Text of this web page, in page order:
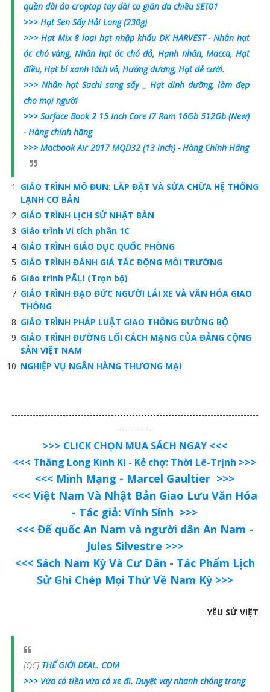
quần dài áo croptop tay dài co giãn đa chiều SET01
>>> Hạt Sen Sấy Hải Long (230g)
>>> Hạt Mix 8 loại hạt nhập khẩu DK HARVEST - Nhân hạt
óc chó vàng, Nhân hạt óc chó đỏ, Hạnh nhân, Macca, Hạt
điều, Hạt bí xanh tách vỏ, Hướng dương, Hạt dẻ cười.
>>> Nhân hạt Sachi sang sấy _ Hạt dinh dưỡng, làm đẹp
cho mọi người
>>> Surface Book 2 15 Inch Core I7 Ram 16Gb 512Gb (New)
- Hàng chính hãng
>>> Macbook Air 2017 MQD32 (13 inch) - Hàng Chính Hãng
GIÁO TRÌNH MÔ ĐUN: LẮP ĐẶT VÀ SỬA CHỮA HỆ THỐNG
LẠNH CƠ BẢN
GIÁO TRÌNH LỊCH SỬ NHẬT BẢN
Giáo trình Vi tích phân 1C
GIÁO TRÌNH GIÁO DỤC QUỐC PHÒNG
GIÁO TRÌNH ĐÁNH GIÁ TÁC ĐỘNG MÔI TRƯỜNG
Giáo trình PĀḶI (Trọn bộ)
GIÁO TRÌNH ĐẠO ĐỨC NGƯỜI LÁI XE VÀ VĂN HÓA GIAO
THÔNG
GIÁO TRÌNH PHÁP LUẬT GIAO THÔNG ĐƯỜNG BỘ
GIÁO TRÌNH ĐƯỜNG LỐI CÁCH MẠNG CỦA ĐẢNG CỘNG
SẢN VIỆT NAM
NGHIỆP VỤ NGÂN HÀNG THƯƠNG MẠI
----------------------------------------------------------------------------------
-----------
>>> CLICK CHỌN MUA SÁCH NGAY <<<
<<< Thăng Long Kinh Kì - Kẻ chợ: Thời Lê-Trịnh >>>
<<< Minh Mạng - Marcel Gaultier >>>
<<<Việt Nam Và Nhật Bản Giao Lưu Văn Hóa
- Tác giả: Vĩnh Sính >>>
<<< Đế quốc An Nam và người dân An Nam -
Jules Silvestre >>>
<<< Sách Nam Kỳ Và Cư Dân - Tác Phẩm Lịch
Sử Ghi Chép Mọi Thứ Về Nam Kỳ >>>
YÊU SỬ VIỆT
[QC] THẾ GIỚI DEAL. COM
>>> Vừa có tiền vừa có xe đi. Duyệt vay nhanh chóng trong